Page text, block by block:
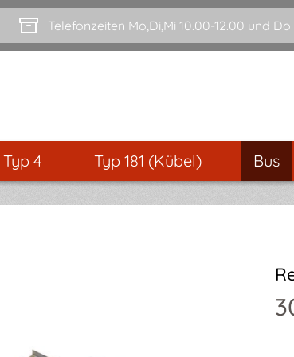
Telefonzeiten Mo,Di,Mi 10.00-12.00 und Do
4 Typ 181 (Kübel) Bus